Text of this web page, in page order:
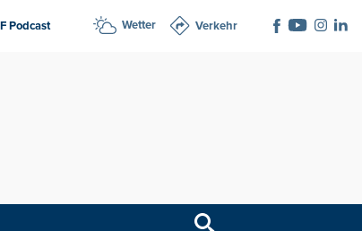
Podcast Wetter Verkehr